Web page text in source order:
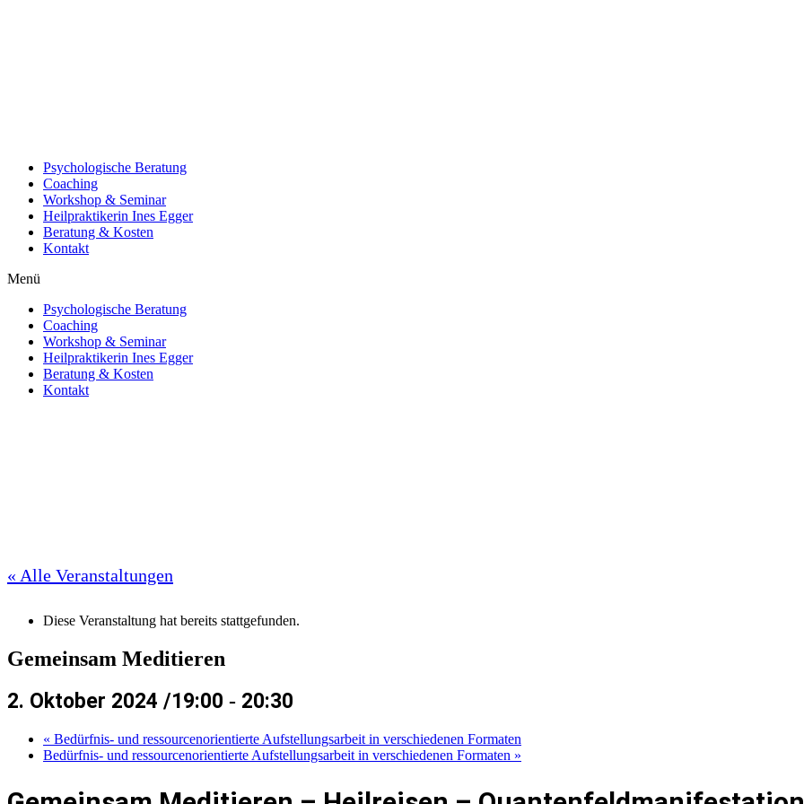
Psychologische Beratung
Coaching
Workshop & Seminar
Heilpraktikerin Ines Egger
Beratung & Kosten
Kontakt
Menü
Psychologische Beratung
Coaching
Workshop & Seminar
Heilpraktikerin Ines Egger
Beratung & Kosten
Kontakt
« Alle Veranstaltungen
Diese Veranstaltung hat bereits stattgefunden.
Gemeinsam Meditieren
2. Oktober 2024 /19:00 - 20:30
« Bedürfnis- und ressourcenorientierte Aufstellungsarbeit in verschiedenen Formaten
Bedürfnis- und ressourcenorientierte Aufstellungsarbeit in verschiedenen Formaten »